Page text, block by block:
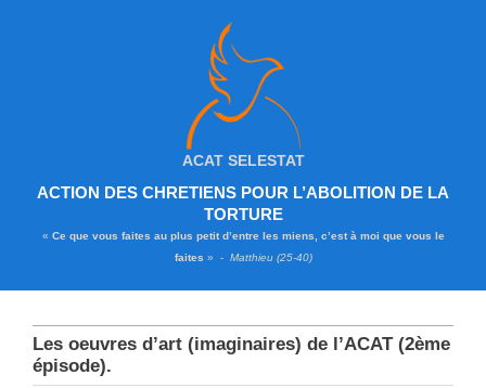
ACAT SELESTAT
ACTION DES CHRETIENS POUR L’ABOLITION DE LA
TORTURE
« Ce que vous faites au plus petit d’entre les miens, c’est à moi que vous le
faites » - Matthieu (25-40)
Les oeuvres d’art (imaginaires) de l’ACAT (2ème
épisode).